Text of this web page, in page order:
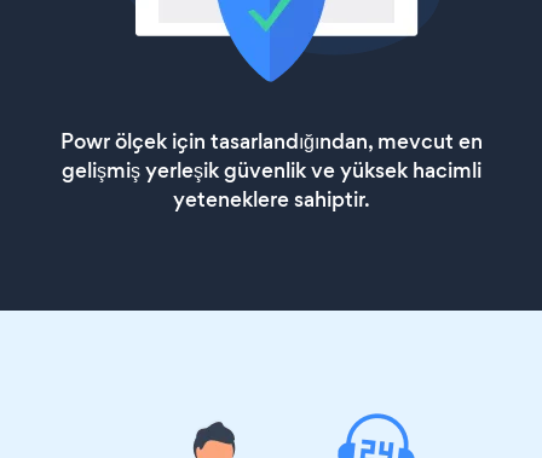
Powr ölçek için tasarlandığından, mevcut en
gelişmiş yerleşik güvenlik ve yüksek hacimli
yeteneklere sahiptir.